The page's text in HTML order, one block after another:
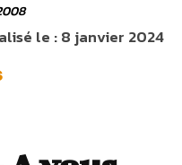
le :8 janvier 2024